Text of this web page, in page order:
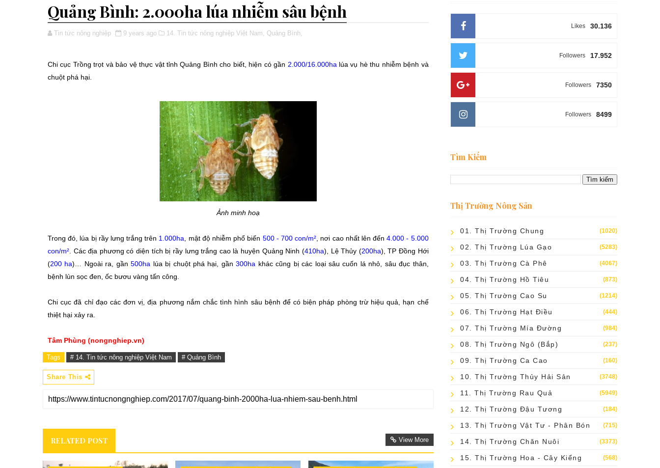
Quảng Bình: 2.000ha lúa nhiễm sâu bệnh
Tin tức nông nghiệp 9 years ago 14. Tin tức nông nghiệp Việt Nam, Quảng Bình,
Chi cục Trồng trọt và bảo vệ thực vật tỉnh Quảng Bình cho biết, hiện có gần 2.000/16.000ha lúa vụ hè thu nhiễm bệnh và
chuột phá hại.
Ảnh minh hoạ
Trong đó, lúa bị rầy lưng trắng trên 1.000ha , mật độ nhiễm phổ biến 500 - 700 con/m² , nơi cao nhất lên đến4.000 - 5.000
con/m² . Các địa phương có diện tích bị rầy lưng trắng cao là huyện Quảng Ninh (410ha), Lệ Thủy (200ha), TP Đồng Hới
(200 ha)… Ngoài ra, gần500ha lúa bị chuột phá hại, gần300ha khác cũng bị các loại sâu cuốn lá nhỏ, sâu đục thân,
bệnh lùn sọc đen, ốc bươu vàng tấn công.
Chi cục đã chỉ đạo các đơn vị, địa phương nắm chắc tình hình sâu bệnh để có biện pháp phòng trừ hiệu quả, hạn chế
thiệt hại xảy ra.
Tâm Phùng (nongnghiep.vn)
Tags # 14. Tin tức nông nghiệp Việt Nam # Quảng Bình
Share This
RELATED POST View More
30.136
Likes
17.952
Followers
7350
Followers
8499
Followers
Tìm Kiếm
Thị Trường Nông Sản
01. Thị Trường Chung (1020)
02. Thị Trường Lúa Gạo (5283)
03. Thị Trường Cà Phê (4067)
04. Thị Trường Hồ Tiêu (873)
05. Thị Trường Cao Su (1214)
06. Thị Trường Hạt Điều (444)
07. Thị Trường Mía Đường (984)
08. Thị Trường Ngô (bắp) (237)
09. Thị Trường Ca Cao (160)
10. Thị Trường Thủy Hải Sản (3748)
11. Thị Trường Rau Quả (5949)
12. Thị Trường Đậu Tương (184)
13. Thị Trường Vật Tư - Phân Bón (715)
14. Thị Trường Chăn Nuôi (3373)
15. Thị Trường Hoa - Cây Kiểng (568)